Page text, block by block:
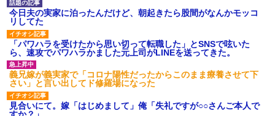
今日夫の実家に泊ったんだけど、朝起きたら股間がなんかモッコ
リしてた
「パワハラを受けたから思い切って転職した」とSNSで呟いた
ら、速攻でパワハラかました元上司がLINEを送ってきた。
義兄嫁が義実家で「コロナ陽性だったからこのまま療養させて下
さい」と言い出してド修羅場になった
見合いにて。嫁「はじめまして」俺「失礼ですが○○さんご本人で
すか？」